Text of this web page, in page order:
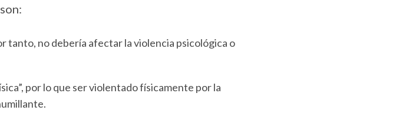
tanto, no debería afectar la violencia psicológica o
por lo que ser violentado físicamente por la